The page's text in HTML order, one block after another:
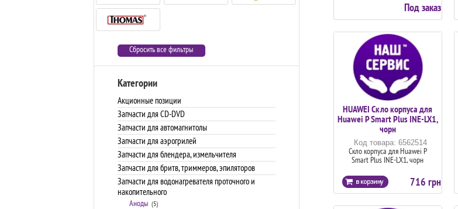
Под заказ
HUAWEI Скло корпуса для
Huawei P Smart Plus INE-LX1,
чорн
Код товара: 6562514
Скло корпуса для Huawei P
Smart Plus INE-LX1, чорн
716 грн
Сбросить все фильтры
Категории
Акционные позиции
Запчасти для CD-DVD
Запчасти для автомагнитолы
Запчасти для аэрогрилей
Запчасти для блендера, измельчителя
Запчасти для бритв, триммеров, эпиляторов
Запчасти для водонагревателя проточного и
накопительного
Аноды (5)